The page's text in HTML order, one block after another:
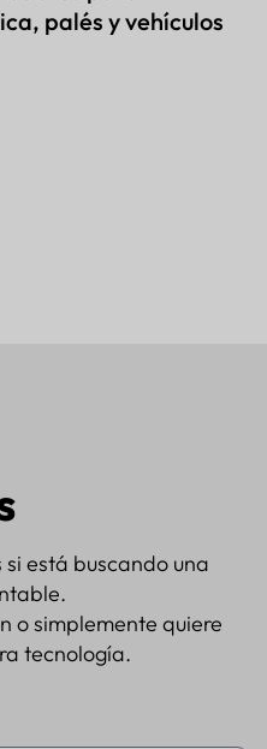
palés y vehículos
si está buscando una
o simplemente quiere
tecnología.